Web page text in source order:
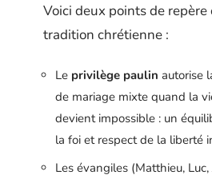
Voici deux points de
tradition chrétienne :
Le privilège paulin autorise
de mariage mixte quand la
devient impossible : un
la foi et respect de la liberté
Les évangiles (Matthieu,